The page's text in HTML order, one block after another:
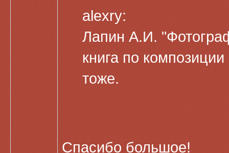
alexry:
Лапин А.И.
книга по
тоже.
Спасибо большое!